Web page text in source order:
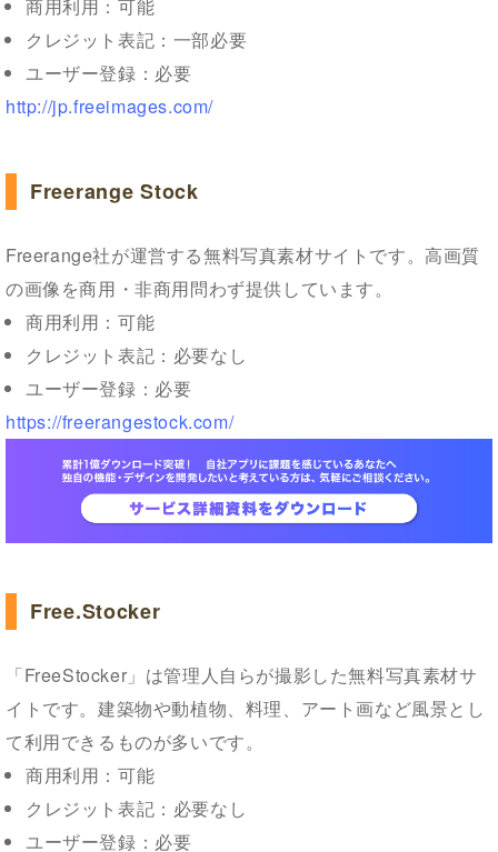
商用利用：可能
クレジット表記：一部必要
ユーザー登録：必要
http://jp.freeimages.com/
Freerange Stock
Freerange社が運営する無料写真素材サイトです。高画質
の画像を商用・非商用問わず提供しています。
商用利用：可能
クレジット表記：必要なし
ユーザー登録：必要
https://freerangestock.com/
Free.Stocker
「FreeStocker」は管理人自らが撮影した無料写真素材サ
イトです。建築物や動植物、料理、アート画など風景とし
て利用できるものが多いです。
商用利用：可能
クレジット表記：必要なし
ユーザー登録：必要